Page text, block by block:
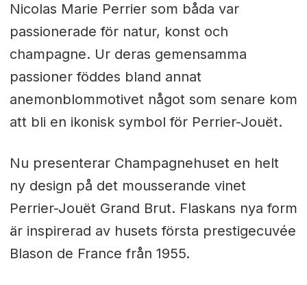
Nicolas Marie Perrier som båda var
passionerade för natur, konst och
champagne. Ur deras gemensamma
passioner föddes bland annat
anemonblommotivet något som senare kom
att bli en ikonisk symbol för Perrier-Jouët.
Nu presenterar Champagnehuset en helt
ny design på det mousserande vinet
Perrier-Jouët Grand Brut. Flaskans nya form
är inspirerad av husets första prestigecuvée
Blason de France från 1955.